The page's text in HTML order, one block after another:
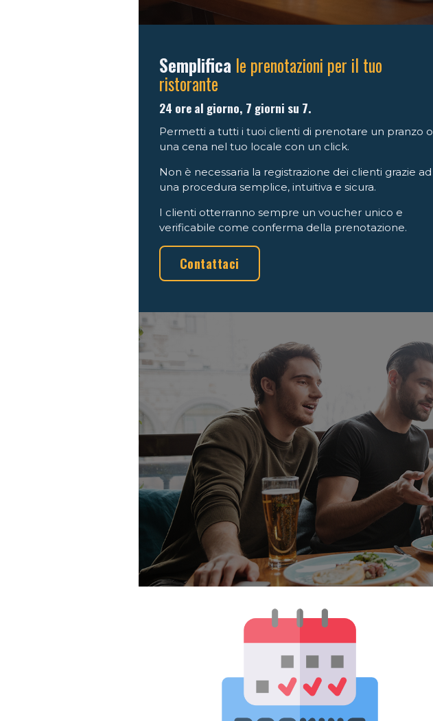
Semplifica le prenotazioni per il tuo
ristorante
24 ore al giorno, 7 giorni su 7.
Permetti a tutti i tuoi clienti di prenotare un pranzo o
una cena nel tuo locale con un click.
Non è necessaria la registrazione dei clienti grazie ad
una procedura semplice, intuitiva e sicura.
I clienti otterranno sempre un voucher unico e
verificabile come conferma della prenotazione.
Contattaci